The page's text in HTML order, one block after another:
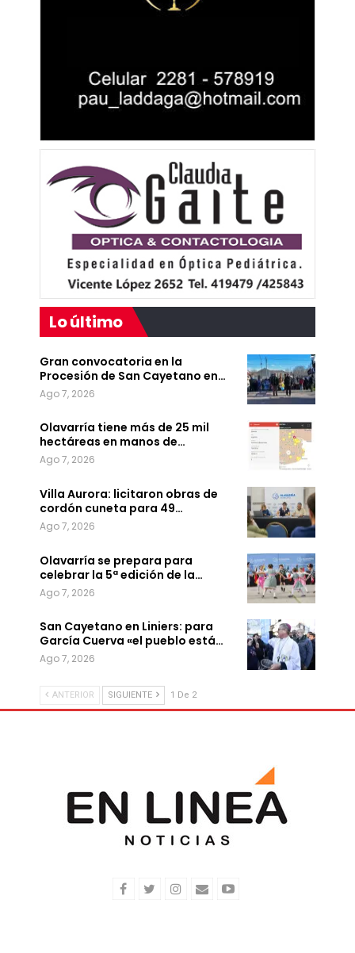
Lo último
Gran convocatoria en la
Procesión de San Cayetano en…
Ago 7, 2026
Olavarría tiene más de 25 mil
hectáreas en manos de…
Ago 7, 2026
Villa Aurora: licitaron obras de
cordón cuneta para 49…
Ago 7, 2026
Olavarría se prepara para
celebrar la 5ª edición de la…
Ago 7, 2026
San Cayetano en Liniers: para
García Cuerva «el pueblo está…
Ago 7, 2026
ANTERIOR SIGUIENTE 1 De 2